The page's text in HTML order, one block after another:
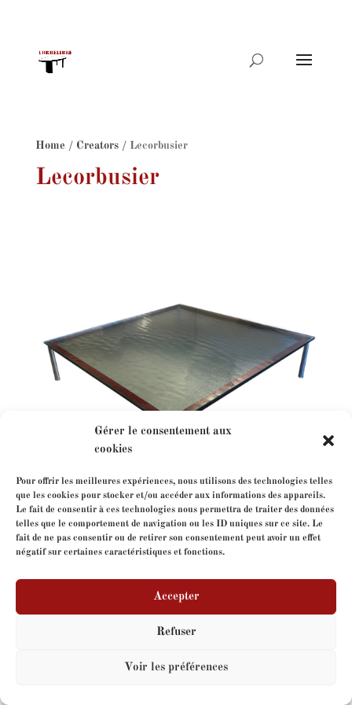
Gérer le consentement aux
cookies
Pour offrir les meilleures expériences, nous utilisons des technologies telles
que les cookies pour stocker et/ou accéder aux informations des appareils.
Le fait de consentir à ces technologies nous permettra de traiter des données
telles que le comportement de navigation ou les ID uniques sur ce site. Le
fait de ne pas consentir ou de retirer son consentement peut avoir un effet
négatif sur certaines caractéristiques et fonctions.
Accepter
Refuser
Voir les préférences
Home / Creators/ Lecorbusier
Lecorbusier
Le Corbusier – Charlotte Perriand – Pierre
Jeanneret